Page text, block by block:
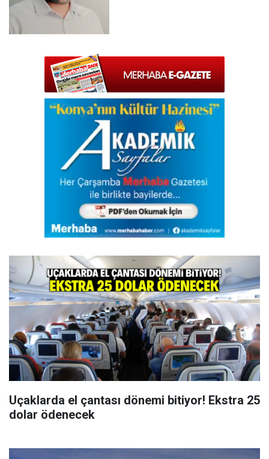
Uçaklarda el çantası dönemi bitiyor! Ekstra 25
dolar ödenecek